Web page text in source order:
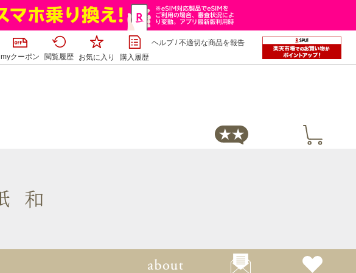
myクーポン 閲覧履歴 お気に入り 購入履歴
ヘルプ/不適切な商品を報告